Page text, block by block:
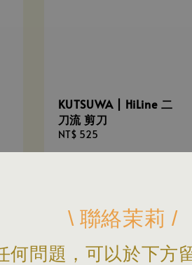
\ 聯絡茉莉 /
何問題，可以於下方
KUTSUWA | HiLine 二
刀流 剪刀
Regular
price
NT$ 525